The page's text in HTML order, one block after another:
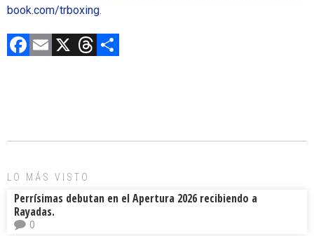
book.com/trboxing.
F
o
E X T
d ar
LO MÁS VISTO
Perrísimas debutan en el Apertura 2026 recibiendo a
Rayadas.
0